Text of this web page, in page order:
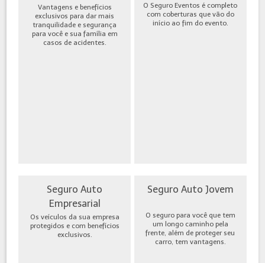
Vantagens e benefícios
exclusivos para dar mais
tranquilidade e segurança
para você e sua família em
casos de acidentes.
O Seguro Eventos é completo
com coberturas que vão do
início ao fim do evento.
Seguro Auto
Empresarial
Os veículos da sua empresa
protegidos e com benefícios
exclusivos.
Seguro Auto Jovem
O seguro para você que tem
um longo caminho pela
frente, além de proteger seu
carro, tem vantagens.